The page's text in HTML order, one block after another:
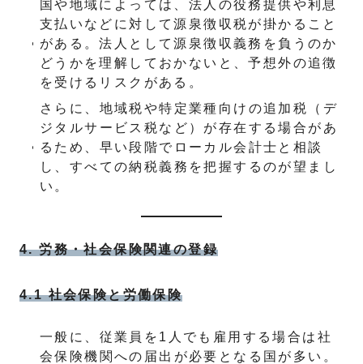
国や地域によっては、法人の役務提供や利息
支払いなどに対して源泉徴収税が掛かること
がある。法人として源泉徴収義務を負うのか
どうかを理解しておかないと、予想外の追徴
を受けるリスクがある。
さらに、地域税や特定業種向けの追加税（デ
ジタルサービス税など）が存在する場合があ
るため、早い段階でローカル会計士と相談
し、すべての納税義務を把握するのが望まし
い。
4. 労務・社会保険関連の登録
4.1 社会保険と労働保険
一般に、従業員を1人でも雇用する場合は社
会保険機関への届出が必要となる国が多い。